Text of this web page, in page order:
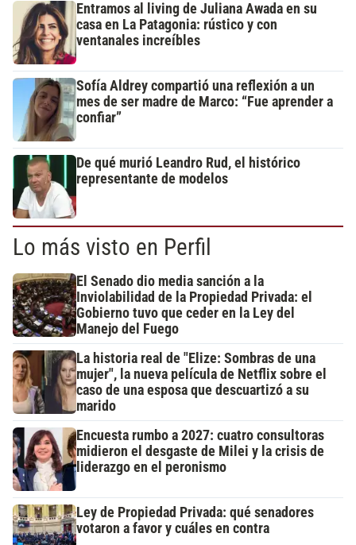
Entramos al living de Juliana Awada en su
casa en La Patagonia: rústico y con
ventanales increíbles
Sofía Aldrey compartió una reflexión a un
mes de ser madre de Marco: “Fue aprender a
confiar”
De qué murió Leandro Rud, el histórico
representante de modelos
Lo más visto en Perfil
El Senado dio media sanción a la
Inviolabilidad de la Propiedad Privada: el
Gobierno tuvo que ceder en la Ley del
Manejo del Fuego
La historia real de "Elize: Sombras de una
mujer", la nueva película de Netflix sobre el
caso de una esposa que descuartizó a su
marido
Encuesta rumbo a 2027: cuatro consultoras
midieron el desgaste de Milei y la crisis de
liderazgo en el peronismo
Ley de Propiedad Privada: qué senadores
votaron a favor y cuáles en contra